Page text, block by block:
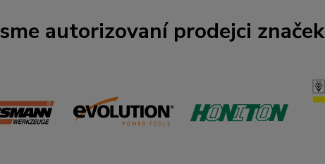
autorizovaní prodejci značek